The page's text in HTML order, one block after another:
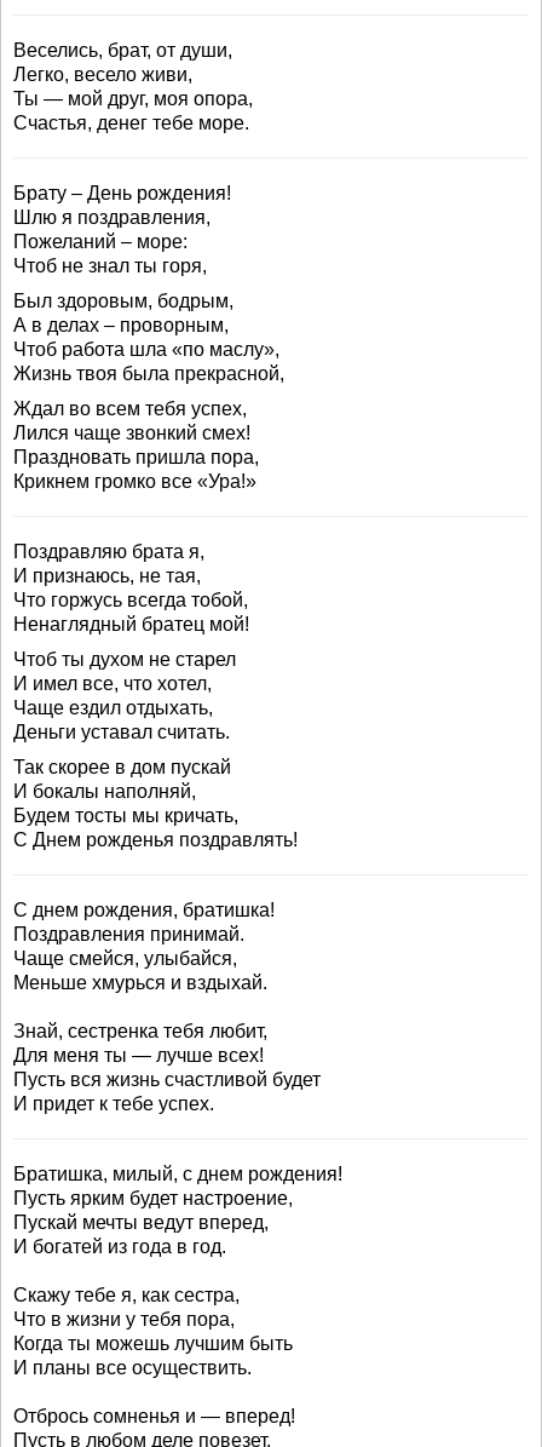
Веселись, брат, от души,
Легко, весело живи,
Ты — мой друг, моя опора,
Счастья, денег тебе море.
Брату – День рождения!
Шлю я поздравления,
Пожеланий – море:
Чтоб не знал ты горя,
Был здоровым, бодрым,
А в делах – проворным,
Чтоб работа шла «по маслу»,
Жизнь твоя была прекрасной,
Ждал во всем тебя успех,
Лился чаще звонкий смех!
Праздновать пришла пора,
Крикнем громко все «Ура!»
Поздравляю брата я,
И признаюсь, не тая,
Что горжусь всегда тобой,
Ненаглядный братец мой!
Чтоб ты духом не старел
И имел все, что хотел,
Чаще ездил отдыхать,
Деньги уставал считать.
Так скорее в дом пускай
И бокалы наполняй,
Будем тосты мы кричать,
С Днем рожденья поздравлять!
С днем рождения, братишка!
Поздравления принимай.
Чаще смейся, улыбайся,
Меньше хмурься и вздыхай.
Знай, сестренка тебя любит,
Для меня ты — лучше всех!
Пусть вся жизнь счастливой будет
И придет к тебе успех.
Братишка, милый, с днем рождения!
Пусть ярким будет настроение,
Пускай мечты ведут вперед,
И богатей из года в год.
Скажу тебе я, как сестра,
Что в жизни у тебя пора,
Когда ты можешь лучшим быть
И планы все осуществить.
Отбрось сомненья и — вперед!
Пусть в любом деле повезет.